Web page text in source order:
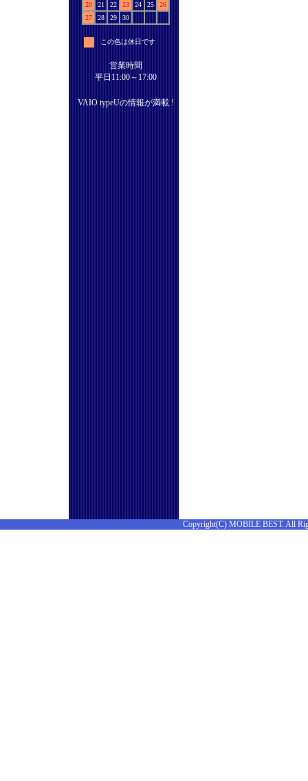
20
21 22 23 24 25
26
27
28 29 30
この色は休日です
営業時間
平日11:00～17:00
VAIO typeUの情報が満載 !
Copyright(C) MOBILE BEST. All